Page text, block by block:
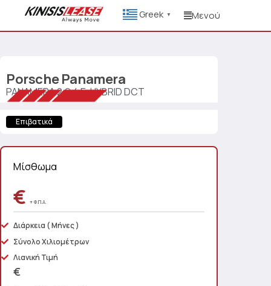
Greek ▼ Μενού
PorschePanamera
PANAMERA 2.9 4 E-HYBRID DCT
Επιβατικά
Μίσθωμα
€ + Φ.Π.Α.
Διάρκεια ( Μήνες )
Σύνολο Χιλιομέτρων
Λιανική Τιμή
€